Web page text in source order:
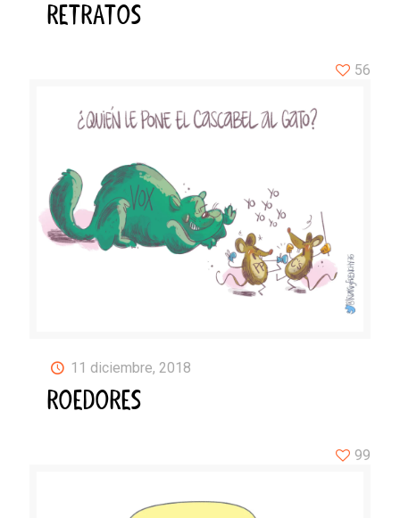
RETRATOS
11 diciembre, 2018
ROEDORES
56
99